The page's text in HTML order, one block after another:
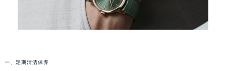
一、定期清洁保养